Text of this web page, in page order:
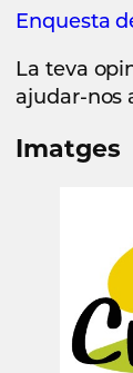
Enquesta
La teva
ajudar-nos
Imatges